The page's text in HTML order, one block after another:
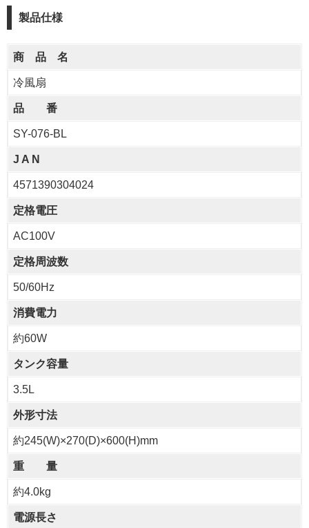
製品仕様
商 品 名
冷風扇
品 番
SY-076-BL
J A N
4571390304024
定格電圧
AC100V
定格周波数
50/60Hz
消費電力
約60W
タンク容量
3.5L
外形寸法
約245(W)×270(D)×600(H)mm
重 量
約4.0kg
電源長さ